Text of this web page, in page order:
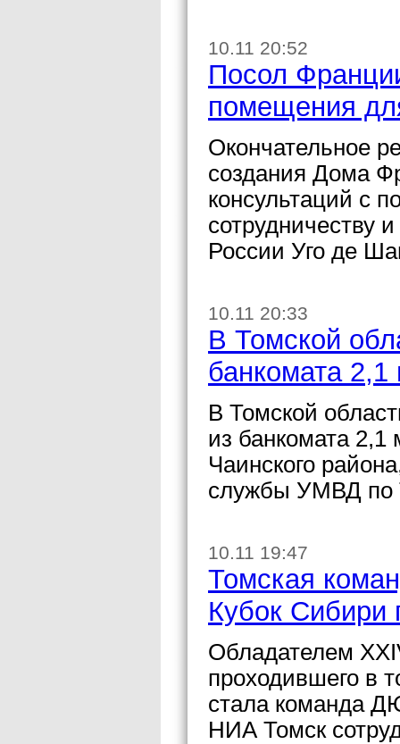
10.11 20:52
Посол
помещения
Окончательное
создания Дома
консультаций с
сотрудничеству
России Уго де
10.11 20:33
В Томской
банкомата
В Томской
из банкомата 2,1
Чаинского
службы УМВД по
10.11 19:47
Томская
Кубок Сибири
Обладателем
проходившего в
стала команда
НИА Томск